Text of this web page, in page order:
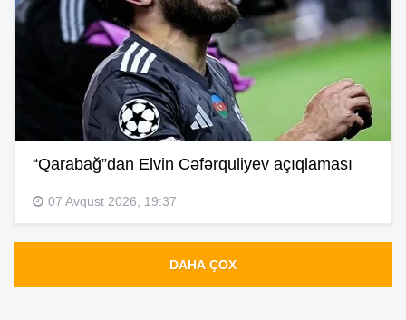
“Qarabağ”dan Elvin Cəfərquliyev açıqlaması
07 Avqust 2026, 19:37
DAHA ÇOX